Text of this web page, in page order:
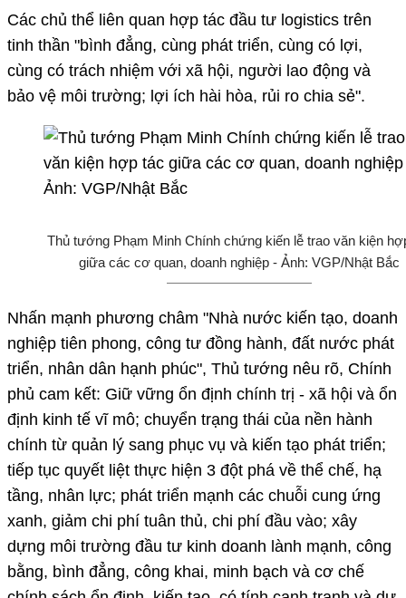
Các chủ thể liên quan hợp tác đầu tư logistics trên
tinh thần "bình đẳng, cùng phát triển, cùng có lợi,
cùng có trách nhiệm với xã hội, người lao động và
bảo vệ môi trường; lợi ích hài hòa, rủi ro chia sẻ".
Thủ tướng Phạm Minh Chính chứng kiến lễ trao văn kiện
giữa các cơ quan, doanh nghiệp - Ảnh: VGP/Nhật Bắc
Nhấn mạnh phương châm "Nhà nước kiến tạo, doanh
nghiệp tiên phong, công tư đồng hành, đất nước phát
triển, nhân dân hạnh phúc", Thủ tướng nêu rõ, Chính
phủ cam kết: Giữ vững ổn định chính trị - xã hội và ổn
định kinh tế vĩ mô; chuyển trạng thái của nền hành
chính từ quản lý sang phục vụ và kiến tạo phát triển;
tiếp tục quyết liệt thực hiện 3 đột phá về thể chế, hạ
tầng, nhân lực; phát triển mạnh các chuỗi cung ứng
xanh, giảm chi phí tuân thủ, chi phí đầu vào; xây
dựng môi trường đầu tư kinh doanh lành mạnh, công
bằng, bình đẳng, công khai, minh bạch và cơ chế